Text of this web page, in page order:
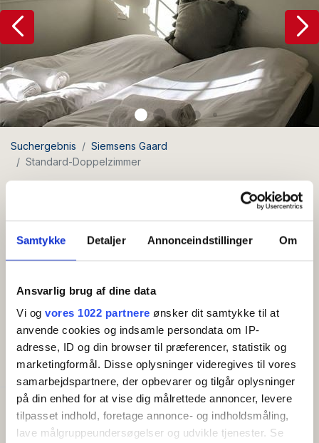
Samtykke Detaljer Annonceindstillinger Om
Ansvarlig brug af dine data
Vi og vores 1022 partnere ønsker dit samtykke til at
anvende cookies og indsamle persondata om IP-
adresse, ID og din browser til præferencer, statistik og
marketingformål. Disse oplysninger videregives til vores
samarbejdspartnere, der opbevarer og tilgår oplysninger
på din enhed for at vise dig målrettede annoncer, levere
tilpasset indhold, foretage annonce- og indholdsmåling,
lave målgruppeundersøgelser og udvikle tjenester. Se
Suchergebnis
Siemsens Gaard
Standard-Doppelzimmer
Anzahl Betten 2
Frühstück
inklusive
erlaubt
Moderner Komfort mit modernen Badezimmern.
AMENITIES
Kapazität
Anzahl Betten: